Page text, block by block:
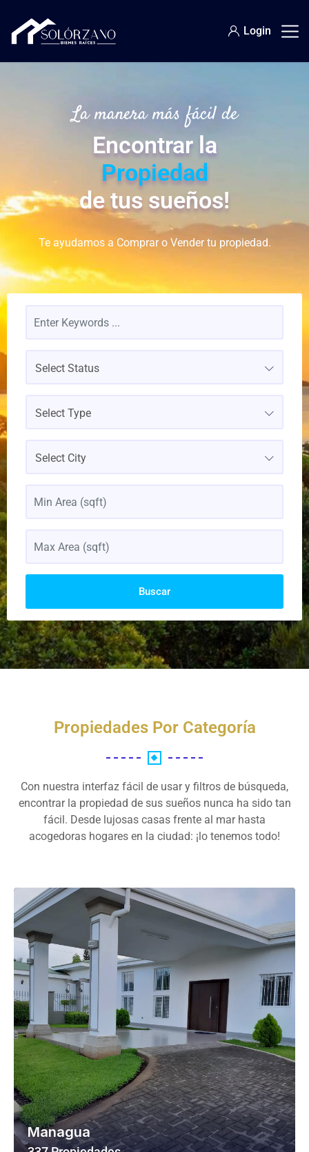
Login
La manera más fácil de
Encontrar la
Propiedad
de tus sueños!
Te ayudamos a Comprar o Vender tu propiedad.
Select Status
Select Type
Select City
Buscar
Propiedades Por Categoría
Con nuestra interfaz fácil de usar y filtros de búsqueda,
encontrar la propiedad de sus sueños nunca ha sido tan
fácil. Desde lujosas casas frente al mar hasta
acogedoras hogares en la ciudad: ¡lo tenemos todo!
Managua